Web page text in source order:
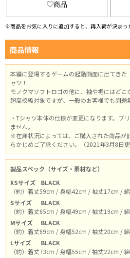
商品
※商品をお気に入りに追加すると、再入荷が決まっ
商品情報
本編に登場するゲームの起動画面に出てきた
ャツ！
モノクマソフトロゴの他に、袖や裾にはどこ
超高校級対象ですが、一般のお客様でも問
・Tシャツ本体の仕様が変更になります。プ
ません。
※在庫状況によっては、ご購入された商品が
らかじめご了承ください。（2021年3月8日更
製品スペック（サイズ・素材など）
XSサイズ
BLACK
（約）着丈59cm / 身幅42cm / 袖丈17cm /
Sサイズ
BLACK
（約）着丈65cm / 身幅49cm / 袖丈19cm /
Mサイズ
BLACK
（約）着丈69cm / 身幅52cm / 袖丈20cm /
Lサイズ
BLACK
（約）着丈73cm / 身幅55cm / 袖丈22cm /